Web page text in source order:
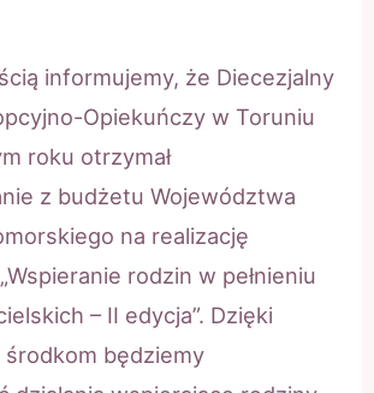
informujemy, że Diecezjalny
Opiekuńczy w Toruniu
roku otrzymał
z budżetu Województwa
na realizację
rodzin w pełnieniu
– II edycja”. Dzięki
będziemy